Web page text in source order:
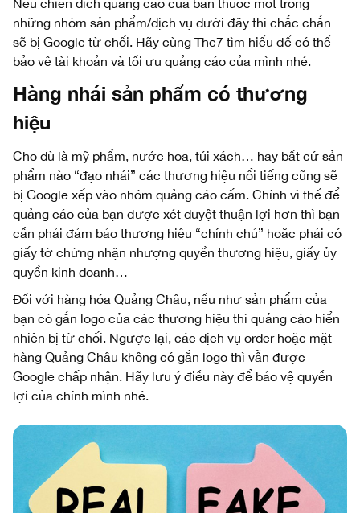
Nếu chiến dịch quảng cáo của bạn thuộc một trong
những nhóm sản phẩm/dịch vụ dưới đây thì chắc chắn
sẽ bị Google từ chối. Hãy cùng The7 tìm hiểu để có thể
bảo vệ tài khoản và tối ưu quảng cáo của mình nhé.
Hàng nhái sản phẩm có thương
hiệu
Cho dù là mỹ phẩm, nước hoa, túi xách… hay bất cứ sản
phẩm nào “đạo nhái” các thương hiệu nổi tiếng cũng sẽ
bị Google xếp vào nhóm quảng cáo cấm. Chính vì thế để
quảng cáo của bạn được xét duyệt thuận lợi hơn thì bạn
cần phải đảm bảo thương hiệu “chính chủ” hoặc phải có
giấy tờ chứng nhận nhượng quyền thương hiệu, giấy ủy
quyền kinh doanh…
Đối với hàng hóa Quảng Châu, nếu như sản phẩm của
bạn có gắn logo của các thương hiệu thì quảng cáo hiển
nhiên bị từ chối. Ngược lại, các dịch vụ order hoặc mặt
hàng Quảng Châu không có gắn logo thì vẫn được
Google chấp nhận. Hãy lưu ý điều này để bảo vệ quyền
lợi của chính mình nhé.